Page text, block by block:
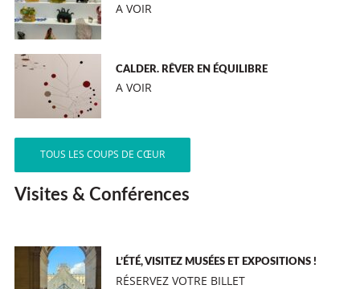
A VOIR
CALDER. RÊVER EN ÉQUILIBRE
A VOIR
TOUS LES COUPS DE CŒUR
Visites & Conférences
L’ÉTÉ, VISITEZ MUSÉES ET EXPOSITIONS !
RÉSERVEZ VOTRE BILLET